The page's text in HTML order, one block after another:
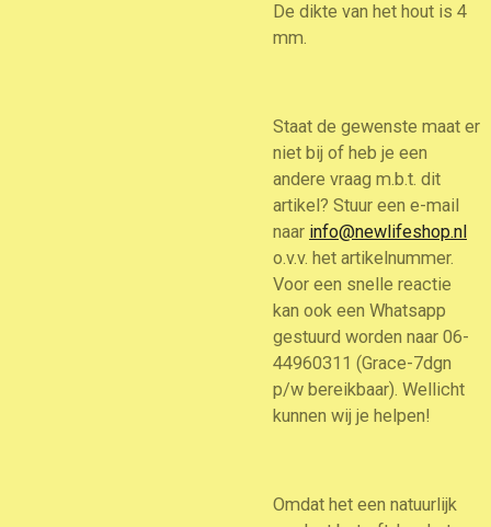
De dikte van het hout is 4
mm.
Staat de gewenste maat er
niet bij of heb je een
andere vraag m.b.t. dit
artikel? Stuur een e-mail
naar info@newlifeshop.nl
o.v.v. het artikelnummer.
Voor een snelle reactie
kan ook een Whatsapp
gestuurd worden naar 06-
44960311 (Grace-7dgn
p/w bereikbaar). Wellicht
kunnen wij je helpen!
Omdat het een natuurlijk